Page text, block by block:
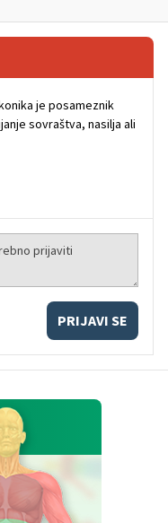
je posameznik
sovraštva, nasilja ali
PRIJAVI SE